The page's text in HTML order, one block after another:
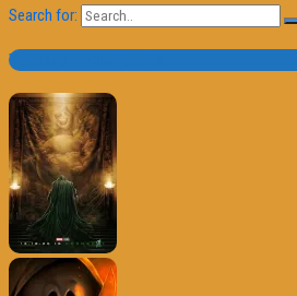
Search for:
Trailer e Poster do Dia